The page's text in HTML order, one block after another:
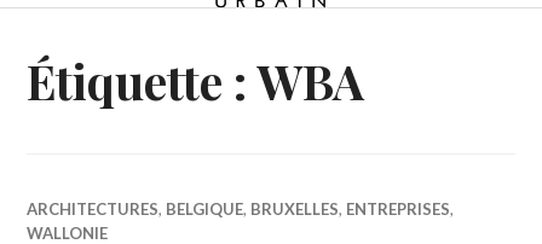
Étiquette :WBA
ARCHITECTURES, BELGIQUE, BRUXELLES, ENTREPRISES,
WALLONIE